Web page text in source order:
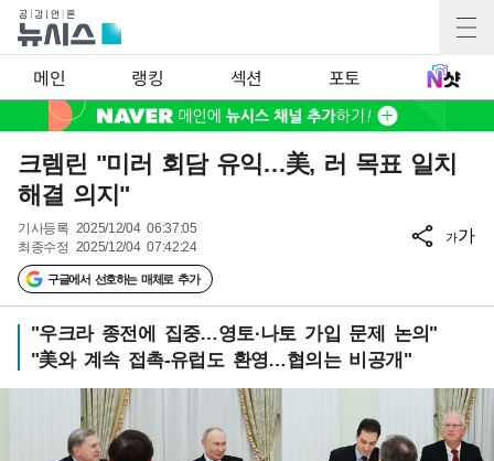
메인 랭킹 섹션 포토
크렘린 "미러 회담 유익…美, 러 목표 일치
해결 의지"
기사등록 2025/12/04 06:37:05
최종수정 2025/12/04 07:42:24
구글에서 선호하는 매체로 추가
가가
"우크라 종전에 집중…영토·나토 가입 문제 논의"
"美와 계속 접촉-유럽도 환영…협의는 비공개"